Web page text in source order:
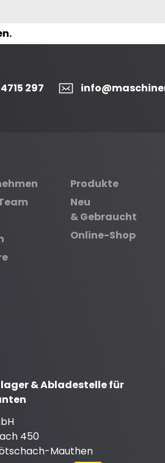
297
Produkte
Neu
& Gebraucht
Online-Shop
& Abladestelle für
450
Mauthen